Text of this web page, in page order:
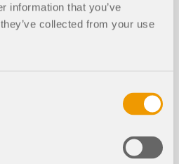
information that you’ve
collected from your use
explique l'influence de la
également des conseils
existant d
Design Guid